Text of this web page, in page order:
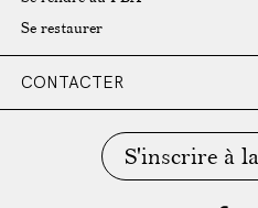
Se restaurer
CONTACTER
S'inscrire à